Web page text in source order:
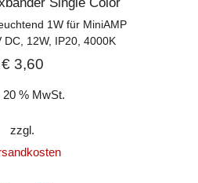
1W für MiniAMP
DC, 12W, IP20, 4000K
€3,60
20 % MwSt.
zzgl.